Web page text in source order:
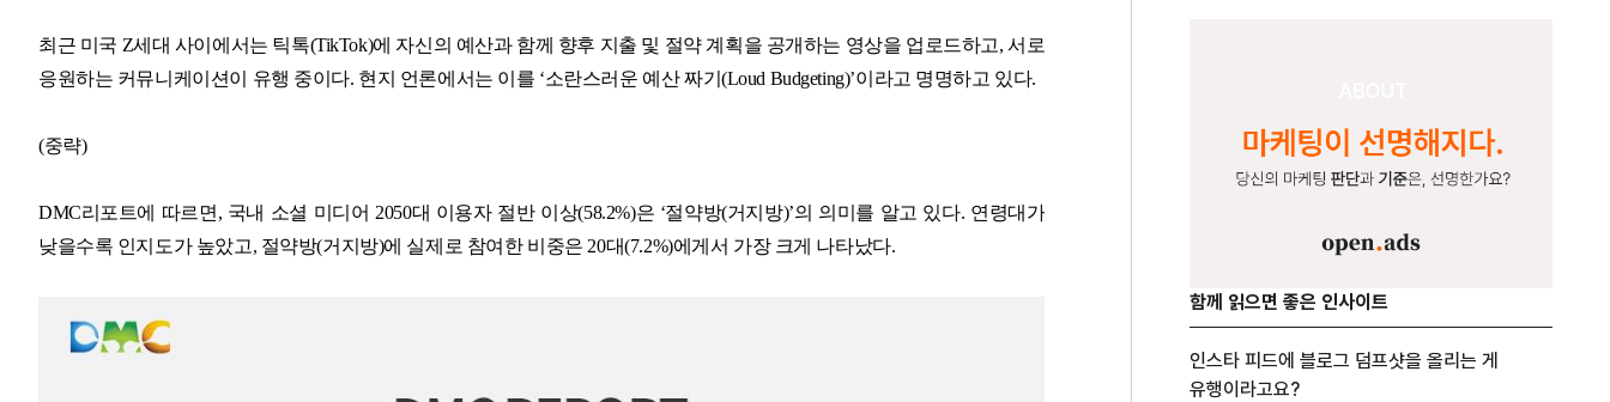
최근 미국 Z세대 사이에서는 틱톡(TikTok)에 자신의 예산과 함께 향후 지출 및 절약 계획을 공개하는 영상을 업로드하고, 서로
응원하는 커뮤니케이션이 유행 중이다. 현지 언론에서는 이를 ‘소란스러운 예산 짜기(Loud Budgeting)’이라고 명명하고 있다.
(중략)
DMC리포트에 따르면, 국내 소셜 미디어 2050대 이용자 절반 이상(58.2%)은 ‘절약방(거지방)’의 의미를 알고 있다. 연령대가
낮을수록 인지도가 높았고, 절약방(거지방)에 실제로 참여한 비중은 20대(7.2%)에게서 가장 크게 나타났다.
함께 읽으면 좋은 인사이트
인스타 피드에 블로그 덤프샷을 올리는 게
유행이라고요?